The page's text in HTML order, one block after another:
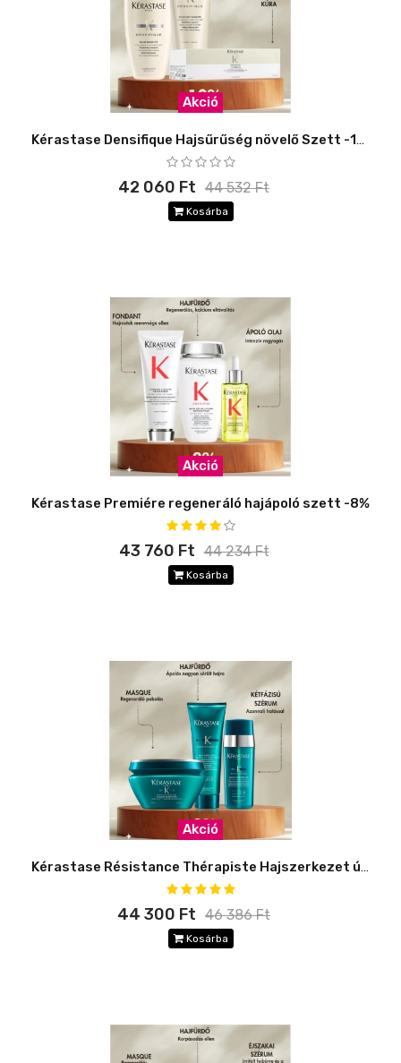
Akció
Kérastase Densifique Hajsűrűség növelő Szett -10%
42 060 Ft 44 532 Ft
Kosárba
Akció
Kérastase Premiére regeneráló hajápoló szett -8%
43 760 Ft 44 234 Ft
Kosárba
Akció
Kérastase Résistance Thérapiste Hajszerkezet újjáépítő Szett -8%
44 300 Ft 46 386 Ft
Kosárba